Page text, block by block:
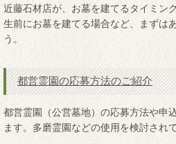
近藤石材店が、お墓を建てるタイミン
生前にお墓を建てる場合など、まずは
う。
都営霊園の応募方法のご紹介
都営霊園（公営墓地）の応募方法や申
ます。多磨霊園などの使用を検討され